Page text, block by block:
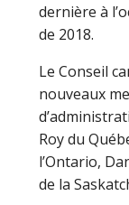
dernière à
de 2018.
Le Conseil
nouveaux
Roy du
l’Ontario,
de la